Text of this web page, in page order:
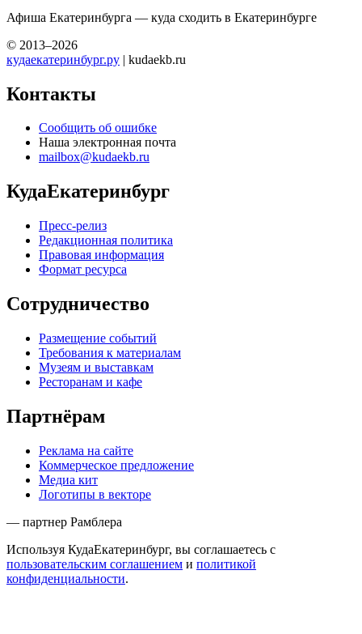
Афиша Екатеринбурга — куда сходить в Екатеринбурге
© 2013–2026
кудаекатеринбург.ру | kudaekb.ru
Контакты
Сообщить об ошибке
Наша электронная почта
mailbox@kudaekb.ru
КудаЕкатеринбург
Пресс-релиз
Редакционная политика
Правовая информация
Формат ресурса
Сотрудничество
Размещение событий
Требования к материалам
Музеям и выставкам
Ресторанам и кафе
Партнёрам
Реклама на сайте
Коммерческое предложение
Медиа кит
Логотипы в векторе
— партнер Рамблера
Используя КудаЕкатеринбург, вы соглашаетесь с
пользовательским соглашением и политикой
конфиденциальности.